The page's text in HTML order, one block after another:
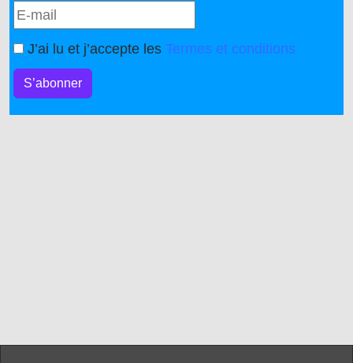
J’ai lu et j’accepte les Termes et conditions
S’abonner